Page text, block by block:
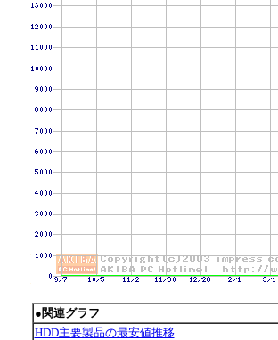
●関連グラフ
HDD主要製品の最安値推移